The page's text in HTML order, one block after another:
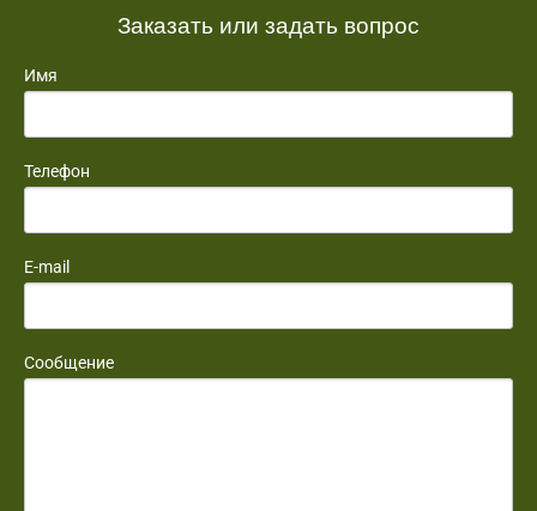
Заказать или задать вопрос
Имя
Телефон
E-mail
Сообщение